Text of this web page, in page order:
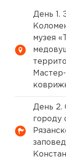
День 1.
музея
День 2.
городу